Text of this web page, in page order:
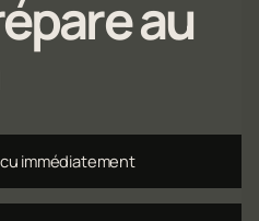
au
immédiatement